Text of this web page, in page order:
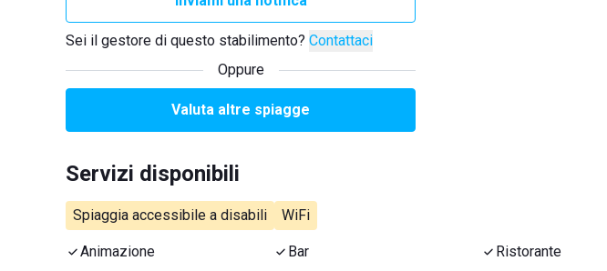
Sei il gestore di questo stabilimento? Contattaci
Oppure
Valuta altre spiagge
Servizi disponibili
Spiaggia accessibile a disabili WiFi
Animazione Bar Ristorante